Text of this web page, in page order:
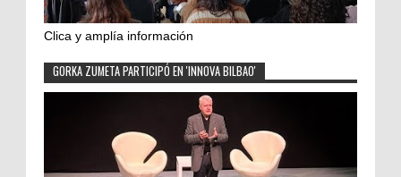
Clica y amplía información
GORKA ZUMETA PARTICIPÓ EN 'INNOVA BILBAO'